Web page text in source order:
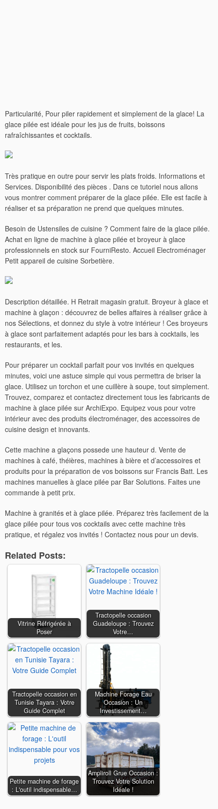
Particularité, Pour piler rapidement et simplement de la glace! La
glace pilée est idéale pour les jus de fruits, boissons
rafraîchissantes et cocktails.
Très pratique en outre pour servir les plats froids. Informations et
Services. Disponibilité des pièces . Dans ce tutoriel nous allons
vous montrer comment préparer de la glace pilée. Elle est facile à
réaliser et sa préparation ne prend que quelques minutes.
Besoin de Ustensiles de cuisine ? Comment faire de la glace pilée.
Achat en ligne de machine à glace pilée et broyeur à glace
professionnels en stock sur FourniResto. Accueil Electroménager
Petit appareil de cuisine Sorbetière.
Description détaillée. H Retrait magasin gratuit. Broyeur à glace et
machine à glaçon : découvrez de belles affaires à réaliser grâce à
nos Sélections, et donnez du style à votre intérieur ! Ces broyeurs
à glace sont parfaitement adaptés pour les bars à cocktails, les
restaurants, et les.
Pour préparer un cocktail parfait pour vos invités en quelques
minutes, voici une astuce simple qui vous permettra de briser la
glace. Utilisez un torchon et une cuillère à soupe, tout simplement.
Trouvez, comparez et contactez directement tous les fabricants de
machine à glace pilée sur ArchiExpo. Equipez vous pour votre
intérieur avec des produits électroménager, des accessoires de
cuisine design et innovants.
Cette machine a glaçons possede une hauteur d. Vente de
machines à café, théières, machines à bière et d’accessoires et
produits pour la préparation de vos boissons sur Francis Batt. Les
machines manuelles à glace pilée par Bar Solutions. Faites une
commande à petit prix.
Machine à granités et à glace pilée. Préparez très facilement de la
glace pilée pour tous vos cocktails avec cette machine très
pratique, et régalez vos invités ! Contactez nous pour un devis.
Related Posts:
Vitrine Réfrigérée à
Poser
Tractopelle occasion
Guadeloupe : Trouvez
Votre…
Tractopelle occasion en
Tunisie Tayara : Votre
Guide Complet
Machine Forage Eau
Occasion : Un
Investissement…
Petite machine de forage
: L'outil indispensable…
Ampliroll Grue Occasion :
Trouvez Votre Solution
Idéale !